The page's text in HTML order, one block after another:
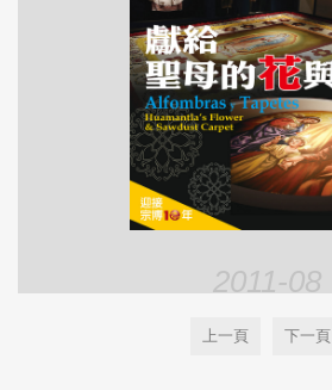
2011-08
上一頁 下一頁